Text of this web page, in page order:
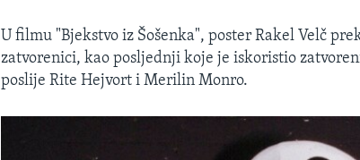
U filmu "Bjekstvo iz Šošenka", poster Rakel Velč
zatvorenici, kao posljednji koje je iskoristio
poslije Rite Hejvort i Merilin Monro.